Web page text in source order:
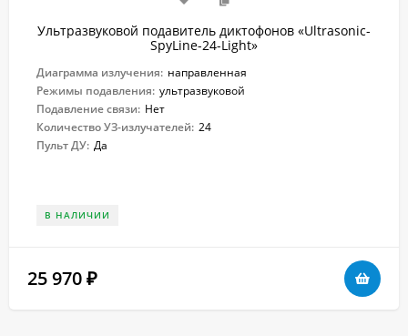
Ультразвуковой подавитель диктофонов «Ultrasonic-
SpyLine-24-Light»
Диаграмма излучения: направленная
Режимы подавления: ультразвуковой
Подавление связи: Нет
Количество УЗ-излучателей: 24
Пульт ДУ: Да
В НАЛИЧИИ
25 970 ₽